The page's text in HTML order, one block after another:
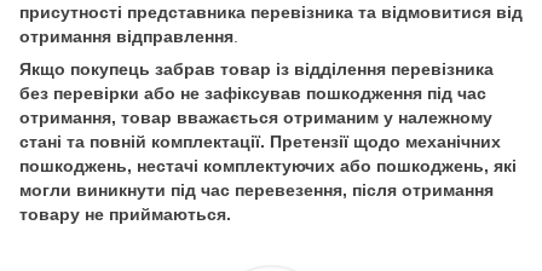
присутності представника перевізника та відмовитися від
отримання відправлення
Якщо покупець забрав товар із відділення перевізника
без перевірки або не зафіксував пошкодження під час
отримання, товар вважається отриманим у належному
стані та повній комплектації. Претензії щодо механічних
пошкоджень, нестачі комплектуючих або пошкоджень, які
могли виникнути під час перевезення, після отримання
товару не приймаються.